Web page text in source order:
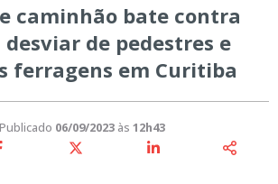
caminhão bate contra
de pedestres e
ferragens em Curitiba
Publicado 06/09/2023às 12h43